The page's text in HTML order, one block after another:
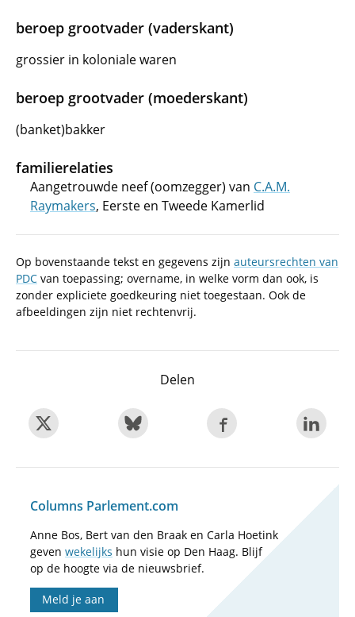
beroep grootvader (vaderskant)
grossier in koloniale waren
beroep grootvader (moederskant)
(banket)bakker
familierelaties
Aangetrouwde neef (oomzegger) van C.A.M.
Raymakers, Eerste en Tweede Kamerlid
Op bovenstaande tekst en gegevens zijn auteursrechten van
PDC van toepassing; overname, in welke vorm dan ook, is
zonder expliciete goedkeuring niet toegestaan. Ook de
afbeeldingen zijn niet rechtenvrij.
Delen
Columns Parlement.com
Anne Bos, Bert van den Braak en Carla Hoetink
geven wekelijks hun visie op Den Haag. Blijf
op de hoogte via de nieuwsbrief.
Meld je aan